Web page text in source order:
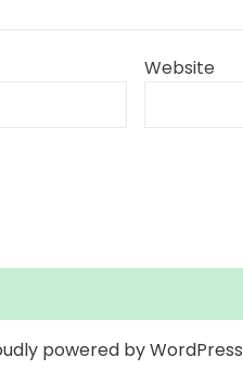
Website
powered by WordPress